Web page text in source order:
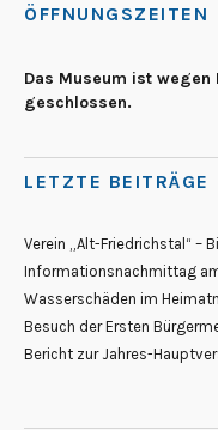
ÖFFNUNGSZEITEN
Das Museum ist
geschlossen.
LETZTE BEITRÄGE
Verein „Alt-Friedrichstal“ –
Informationsnachmittag
Wasserschäden im
Besuch der Ersten
Bericht zur Jahres-